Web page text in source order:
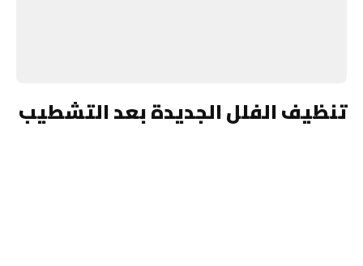
تنظيف الفلل الجديدة بعد التشطيب